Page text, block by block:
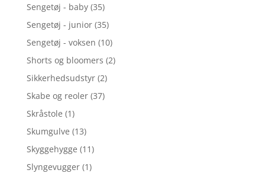
Sengetøj - baby (35)
Sengetøj - junior (35)
Sengetøj - voksen (10)
Shorts og bloomers (2)
Sikkerhedsudstyr (2)
Skabe og reoler (37)
Skråstole (1)
Skumgulve (13)
Skyggehygge (11)
Slyngevugger (1)